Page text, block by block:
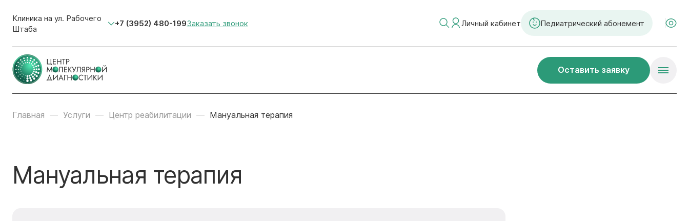
Клиника на ул. Рабочего
Штаба
+7 (3952) 480-199Заказать звонок Личный кабинет Педиатрический абонемент
Оставить заявку
Главная Услуги Центр реабилитации Мануальная терапия
Мануальная терапия